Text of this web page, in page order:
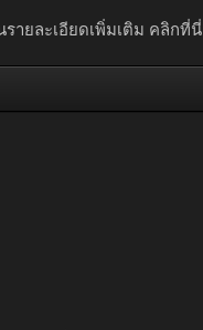
รายละเอียดเพิ่มเติม คลิกที่นี่